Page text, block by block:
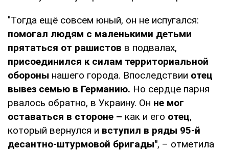
"Тогда ещё совсем юный, он не испугался:
помогал людям с маленькими детьми
прятаться от рашистов в подвалах,
присоединился к силам территориальной
обороны нашего города. Впоследствии отец
вывез семью в Германию. Но сердце парня
рвалось обратно, в Украину. Он не мог
оставаться в стороне – как и его отец,
который вернулся и вступил в ряды 95-й
десантно-штурмовой бригады", – отметила